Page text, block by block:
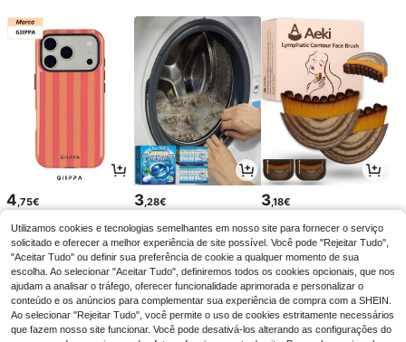
4 ,75€ 3,28€ 3,18€
Utilizamos cookies e tecnologias semelhantes em nosso site para fornecer o serviço
solicitado e oferecer a melhor experiência de site possível. Você pode "Rejeitar Tudo",
"Aceitar Tudo" ou definir sua preferência de cookie a qualquer momento de sua
escolha. Ao selecionar "Aceitar Tudo", definiremos todos os cookies opcionais, que nos
ajudam a analisar o tráfego, oferecer funcionalidade aprimorada e personalizar o
conteúdo e os anúncios para complementar sua experiência de compra com a SHEIN.
Ao selecionar "Rejeitar Tudo", você permite o uso de cookies estritamente necessários
que fazem nosso site funcionar. Você pode desativá-los alterando as configurações do